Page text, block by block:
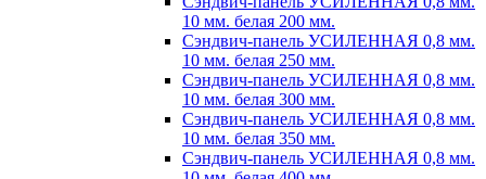
10 мм. белая 200 мм.
Сэндвич-панель УСИЛЕННАЯ 0,8 мм.
10 мм. белая 250 мм.
Сэндвич-панель УСИЛЕННАЯ 0,8 мм.
10 мм. белая 300 мм.
Сэндвич-панель УСИЛЕННАЯ 0,8 мм.
10 мм. белая 350 мм.
Сэндвич-панель УСИЛЕННАЯ 0,8 мм.